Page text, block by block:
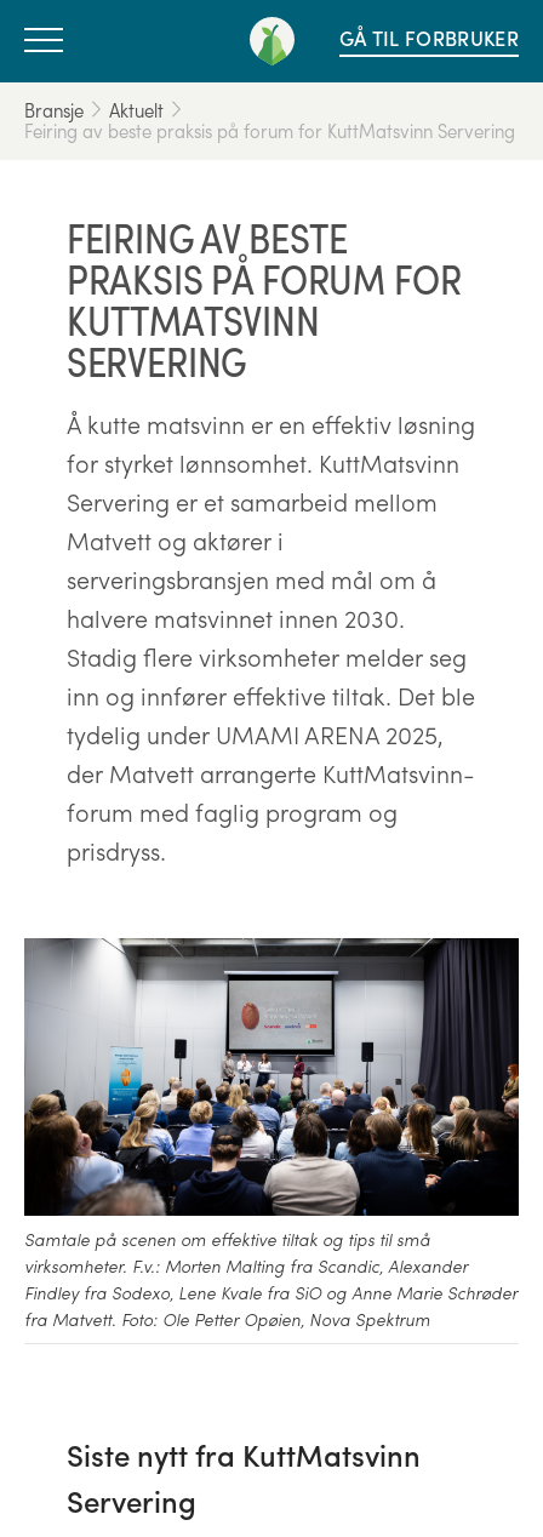
GÅ TIL FORBRUKER
Bransje Aktuelt
Feiring av beste praksis på forum for KuttMatsvinn Servering
FEIRING AV BESTE
PRAKSIS PÅ FORUM FOR
KUTTMATSVINN
SERVERING
Å kutte matsvinn er en effektiv løsning
for styrket lønnsomhet. KuttMatsvinn
Servering er et samarbeid mellom
Matvett og aktører i
serveringsbransjen med mål om å
halvere matsvinnet innen 2030.
Stadig flere virksomheter melder seg
inn og innfører effektive tiltak. Det ble
tydelig under UMAMI ARENA 2025,
der Matvett arrangerte KuttMatsvinn-
forum med faglig program og
prisdryss.
Samtale på scenen om effektive tiltak og tips til små
virksomheter. F.v.: Morten Malting fra Scandic, Alexander
Findley fra Sodexo, Lene Kvale fra SiO og Anne Marie Schrøder
fra Matvett. Foto: Ole Petter Opøien, Nova Spektrum
Siste nytt fra KuttMatsvinn
Servering